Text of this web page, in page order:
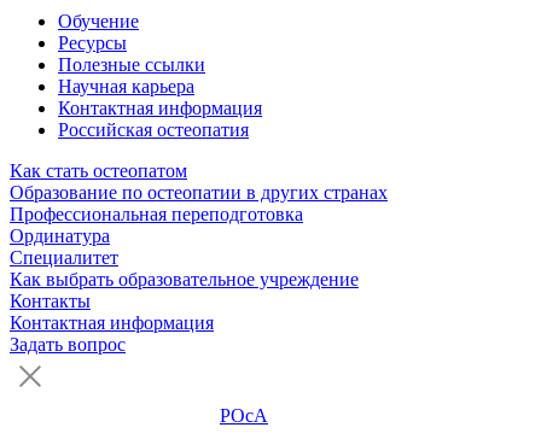
Обучение
Ресурсы
Полезные ссылки
Научная карьера
Контактная информация
Российская остеопатия
Как стать остеопатом
Образование по остеопатии в других странах
Профессиональная переподготовка
Ординатура
Специалитет
Как выбрать образовательное учреждение
Контакты
Контактная информация
Задать вопрос
РОсА